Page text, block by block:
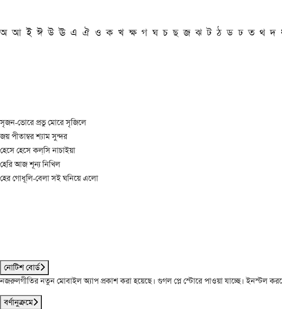
অ আ ই ঈ উ ঊ এ ঐ ও ক খ ক্ষ গ ঘ চ ছ জ ঝ ট ঠ ড ঢ ত থ দ
সৃজন-ভোরে প্রভু মোরে সৃজিলে
জয় পীতাম্বর শ্যাম সুন্দর
হেসে হেসে কল্‌সি নাচাইয়া
হেরি আজ শূন্য নিখিল
হের গোধূলি-বেলা সই ঘনিয়ে এলো
নোটিশ বোর্ড
নজরুলগীতির নতুন মোবাইল অ্যাপ প্রকাশ করা হয়েছে। গুগল প্লে স্টোরে পাওয়া যাচ্ছে। ইনস্টল
বর্ণানুক্রমে